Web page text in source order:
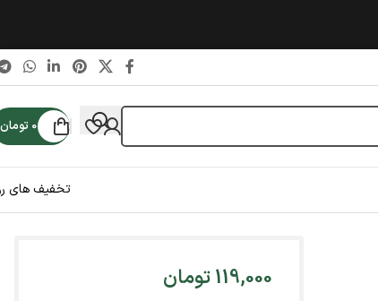
0 تومان
تخفیف های
119,000تومان